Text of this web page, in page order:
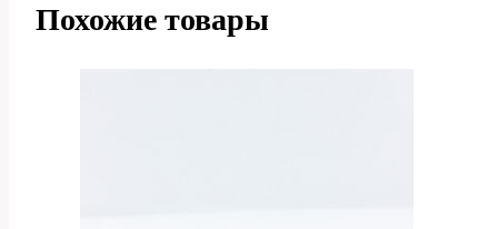
Похожие товары